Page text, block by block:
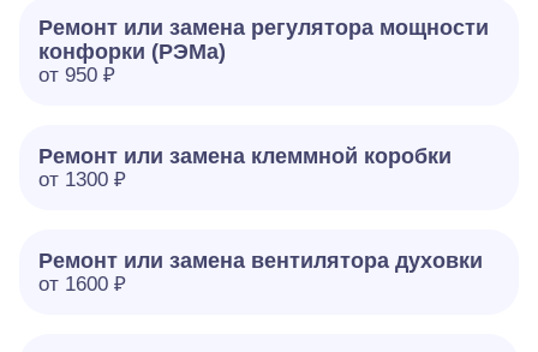
Ремонт или замена регулятора мощности
конфорки (РЭМа)
от 950 ₽
Ремонт или замена клеммной коробки
от 1300 ₽
Ремонт или замена вентилятора духовки
от 1600 ₽